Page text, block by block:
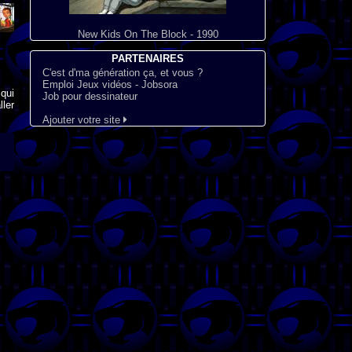
New Kids On The Block - 1990
PARTENAIRES
C'est d'ma génération ça, et vous ?
Emploi Jeux vidéos - Jobsora
Job pour dessinateur
Ajouter votre site